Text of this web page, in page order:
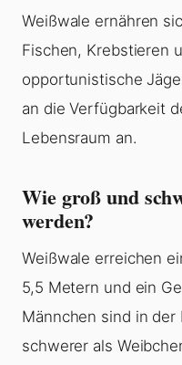
Weißwale ernähren
Fischen, Krebstieren
opportunistische
an die Verfügbarkeit
Lebensraum an.
Wie groß und
werden?
Weißwale erreichen
5,5 Metern und ein
Männchen sind in
schwerer als